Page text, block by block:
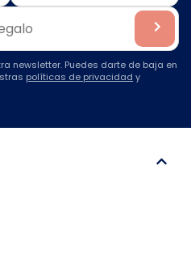
newsletter. Puedes darte de baja en
políticas de privacidad y